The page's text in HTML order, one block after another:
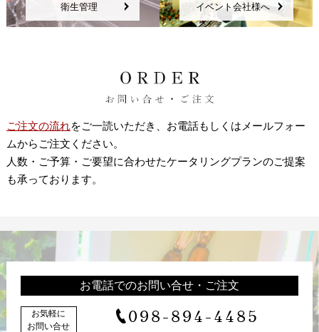
衛生管理 イベント会社様へ
ご注文の流れをご一読いただき、お電話もしくはメールフォー
ムからご注文ください。
人数・ご予算・ご要望に合わせたケータリングプランのご提案
も承っております。
お電話でのお問い合せ・ご注文
お気軽に
お問い合せ
098-894-4485